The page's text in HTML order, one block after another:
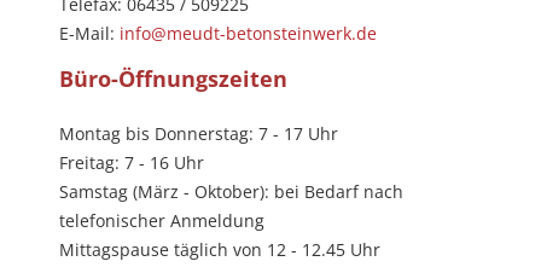
Telefax: 06435 / 509225
E-Mail: info@meudt-betonsteinwerk.de
Büro-Öffnungszeiten
Montag bis Donnerstag: 7 - 17 Uhr
Freitag: 7 - 16 Uhr
Samstag (März - Oktober): bei Bedarf nach
telefonischer Anmeldung
Mittagspause täglich von 12 - 12.45 Uhr